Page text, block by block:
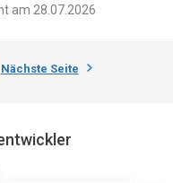
am 28.07.2026
Nächste Seite